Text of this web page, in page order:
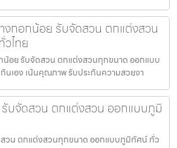
กอกน้อย รับจัดสวน ตกแต่งสวน
ไทย
อย รับจัดสวน ตกแต่งสวนทุกขนาด ออกแบบ
นเอง เน้นคุณภาพ รับประกันความสวยงา
บจัดสวน ตกแต่งสวน ออกแบบภูมิ
วน ตกแต่งสวนทุกขนาด ออกแบบภูมิทัศน์ ทั่ว